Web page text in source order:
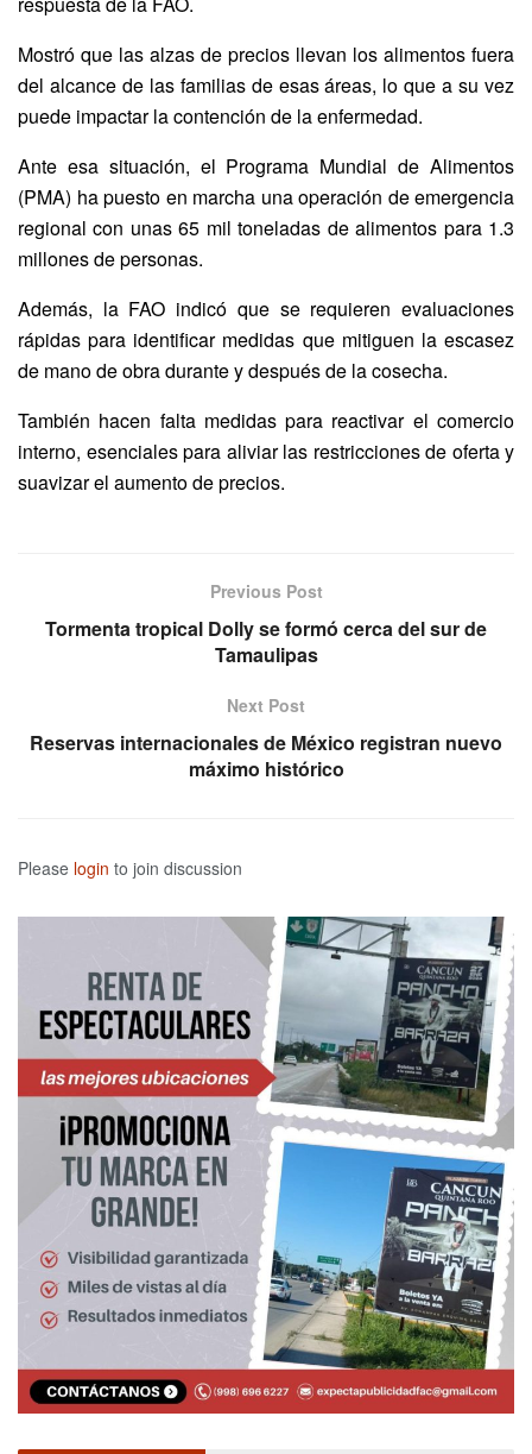
Mostró que las alzas de precios llevan los alimentos fuera
del alcance de las familias de esas áreas, lo que a su vez
puede impactar la contención de la enfermedad.
Ante esa situación, el Programa Mundial de Alimentos
(PMA) ha puesto en marcha una operación de emergencia
regional con unas 65 mil toneladas de alimentos para 1.3
millones de personas.
Además, la FAO indicó que se requieren evaluaciones
rápidas para identificar medidas que mitiguen la escasez
de mano de obra durante y después de la cosecha.
También hacen falta medidas para reactivar el comercio
interno, esenciales para aliviar las restricciones de oferta y
suavizar el aumento de precios.
Previous Post
Tormenta tropical Dolly se formó cerca del sur de
Tamaulipas
Next Post
Reservas internacionales de México registran nuevo
máximo histórico
Please login to join discussion